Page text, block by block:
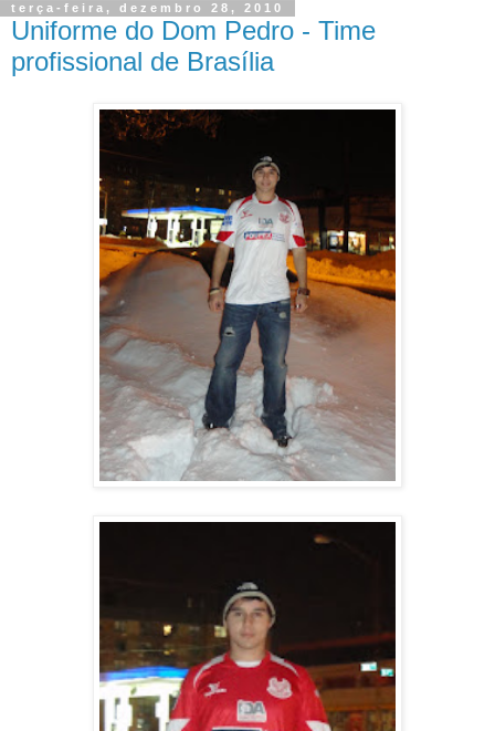
terça-feira, dezembro 28, 2010
Uniforme do Dom Pedro - Time
profissional de Brasília